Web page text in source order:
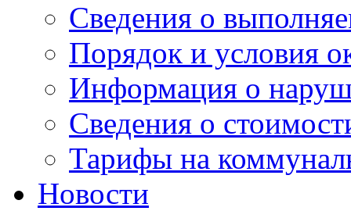
Сведения о
Порядок и условия
Информация о
Сведения о
Тарифы на
Новости